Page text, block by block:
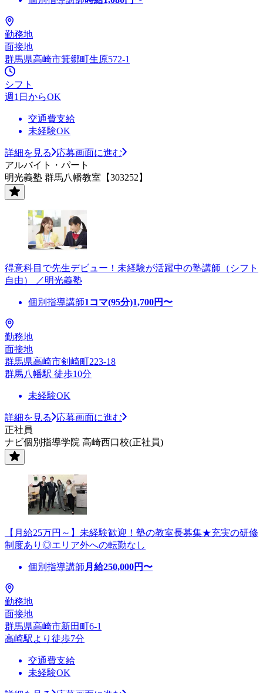
勤務地
面接地
群馬県高崎市箕郷町生原572-1
シフト
週1日からOK
交通費支給
未経験OK
詳細を見る
応募画面に進む
アルバイト・パート
明光義塾 群馬八幡教室【303252】
得意科目で先生デビュー！未経験が活躍中の塾講師（シフト
自由） ／明光義塾
個別指導講師1コマ(95分)1,700円〜
勤務地
面接地
群馬県高崎市剣崎町223-18
群馬八幡駅 徒歩10分
未経験OK
詳細を見る
応募画面に進む
正社員
ナビ個別指導学院 高崎西口校(正社員)
【月給25万円～】未経験歓迎！塾の教室長募集★充実の研修
制度あり◎エリア外への転勤なし
個別指導講師 月給250,000円〜
勤務地
面接地
群馬県高崎市新田町6-1
高崎駅より徒歩7分
交通費支給
未経験OK